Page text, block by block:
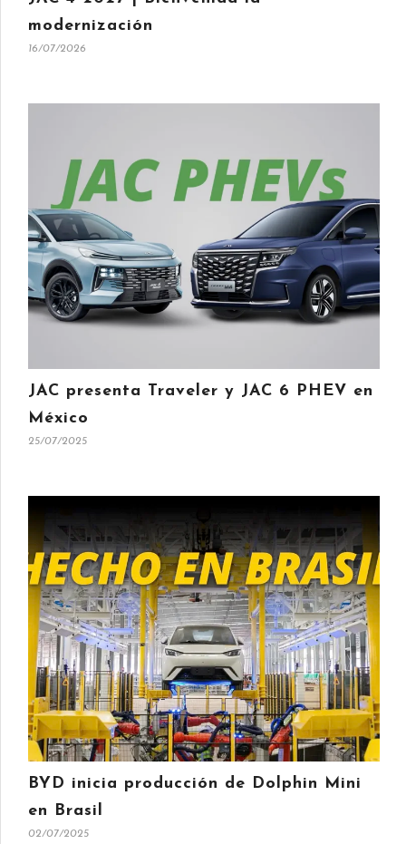
modernización
16/07/2026
JAC presenta Traveler y JAC 6 PHEV en
México
25/07/2025
BYD inicia producción de Dolphin Mini
en Brasil
02/07/2025